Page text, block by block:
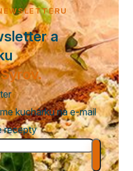
a
kuchárku na e-mail
recepty